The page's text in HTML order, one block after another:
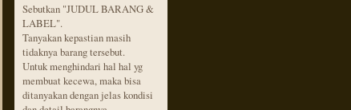
Sebutkan "JUDUL BARANG &
LABEL".
Tanyakan kepastian masih
tidaknya barang tersebut.
Untuk menghindari hal hal yg
membuat kecewa, maka bisa
ditanyakan dengan jelas kondisi